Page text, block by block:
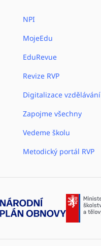
NPI
MojeEdu
EduRevue
Revize RVP
Digitalizace vzdělávání
Zapojme všechny
Vedeme školu
Metodický portál RVP